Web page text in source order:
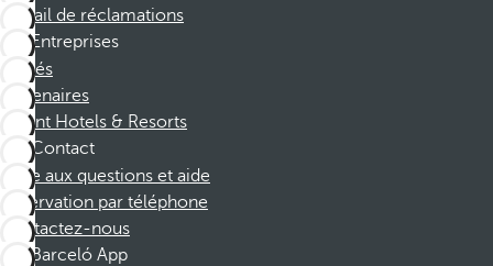
Portail de réclamations
Entreprises
Affiliés
Partenaires
Dorint Hotels & Resorts
Contact
Foire aux questions et aide
Réservation par téléphone
Contactez-nous
Barceló App